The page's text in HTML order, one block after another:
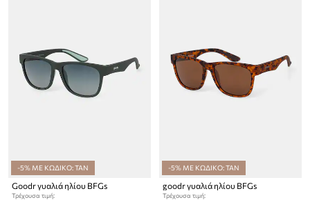
-5% ΜΕ ΚΩΔΙΚΟ: TAN
Goodr γυαλιά ηλίου BFGs
Τρέχουσα τιμή:
-5% ΜΕ ΚΩΔΙΚΟ: TAN
goodr γυαλιά ηλίου BFGs
Τρέχουσα τιμή: